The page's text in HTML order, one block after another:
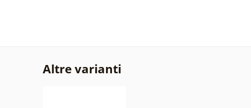
Altre varianti